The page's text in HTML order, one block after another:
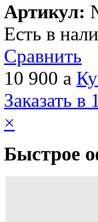
Артикул:
Есть в
Сравнить
10 900 a
Заказать в
×
Быстрое